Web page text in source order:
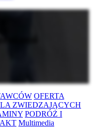
OFERTA
ZWIEDZAJĄCYCH
PODRÓŻ I
Multimedia